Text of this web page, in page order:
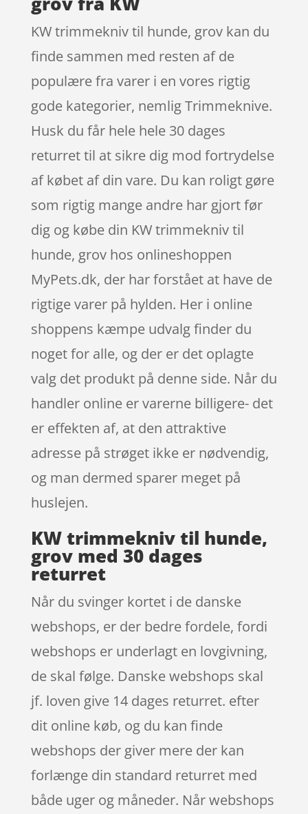
KW trimmekniv til hunde, grov kan du
finde sammen med resten af de
populære fra varer i en vores rigtig
gode kategorier, nemlig Trimmeknive.
Husk du får hele hele 30 dages
returret til at sikre dig mod fortrydelse
af købet af din vare. Du kan roligt gøre
som rigtig mange andre har gjort før
dig og købe din KW trimmekniv til
hunde, grov hos onlineshoppen
MyPets.dk, der har forstået at have de
rigtige varer på hylden. Her i online
shoppens kæmpe udvalg finder du
noget for alle, og der er det oplagte
valg det produkt på denne side. Når du
handler online er varerne billigere- det
er effekten af, at den attraktive
adresse på strøget ikke er nødvendig,
og man dermed sparer meget på
huslejen.
KW trimmekniv til hunde,
grov med 30 dages
returret
Når du svinger kortet i de danske
webshops, er der bedre fordele, fordi
webshops er underlagt en lovgivning,
de skal følge. Danske webshops skal
jf. loven give 14 dages returret. efter
dit online køb, og du kan finde
webshops der giver mere der kan
forlænge din standard returret med
både uger og måneder. Når webshops